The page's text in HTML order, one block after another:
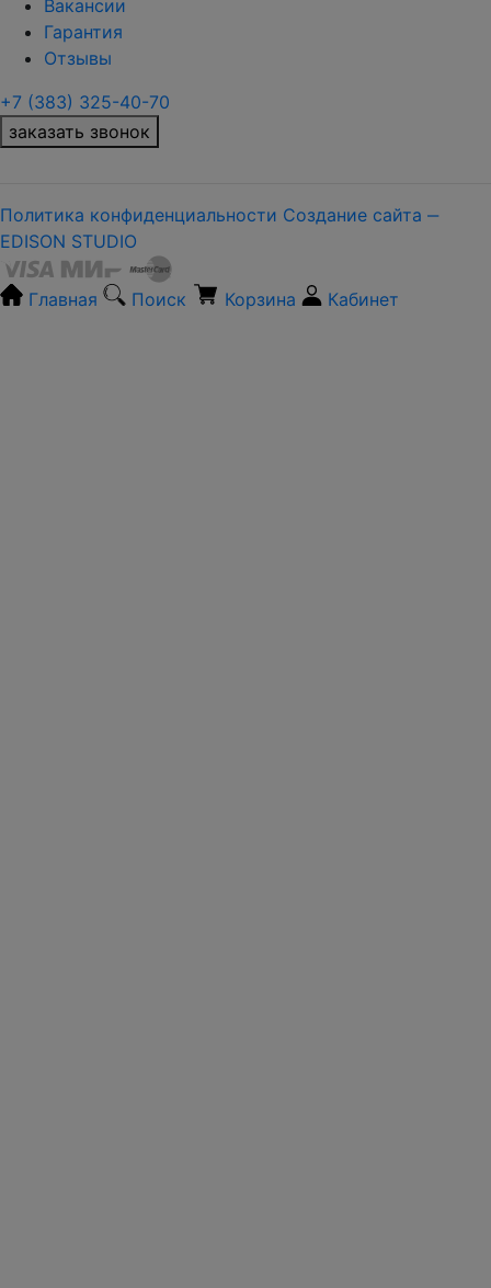
Вакансии
Гарантия
Отзывы
+7 (383) 325-40-70
заказать звонок
Политика конфиденциальности Создание сайта ‒
EDISON STUDIO
Главная Поиск Корзина Кабинет